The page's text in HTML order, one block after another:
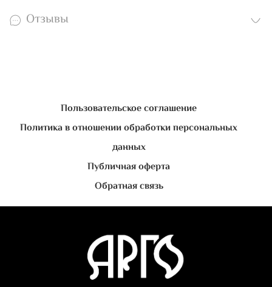
Отзывы
Пользовательское соглашение
Политика в отношении обработки персональных
данных
Публичная оферта
Обратная связь